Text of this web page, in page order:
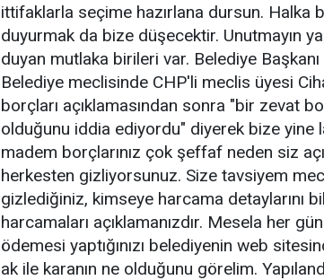
ittifaklarla seçime hazırlana dursun. Halka
duyurmak da bize düşecektir. Unutmayın
duyan mutlaka birileri var. Belediye Başkanı
Belediye meclisinde CHP'li meclis üyesi
borçları açıklamasından sonra "bir zevat
olduğunu iddia ediyordu" diyerek bize yine
madem borçlarınız çok şeffaf neden siz
herkesten gizliyorsunuz. Size tavsiyem
gizlediğiniz, kimseye harcama detaylarını
harcamaları açıklamanızdır. Mesela her
ödemesi yaptığınızı belediyenin web
ak ile karanın ne olduğunu görelim.